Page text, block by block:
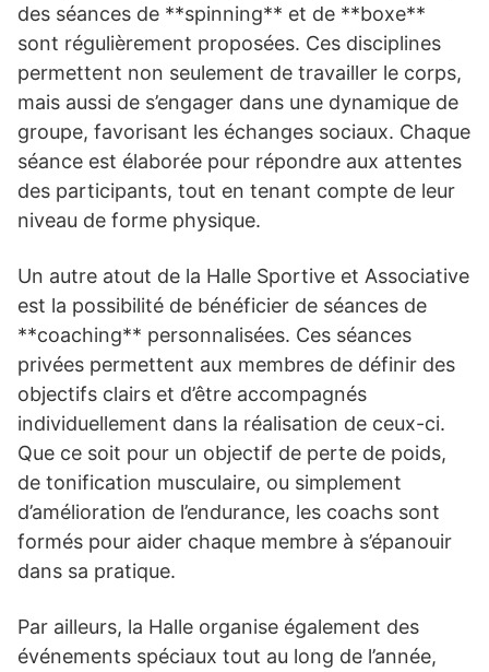
des séances de **spinning** et de **boxe**
sont régulièrement proposées. Ces disciplines
permettent non seulement de travailler le corps,
mais aussi de s’engager dans une dynamique de
groupe, favorisant les échanges sociaux. Chaque
séance est élaborée pour répondre aux attentes
des participants, tout en tenant compte de leur
niveau de forme physique.
Un autre atout de la Halle Sportive et Associative
est la possibilité de bénéficier de séances de
**coaching** personnalisées. Ces séances
privées permettent aux membres de définir des
objectifs clairs et d’être accompagnés
individuellement dans la réalisation de ceux-ci.
Que ce soit pour un objectif de perte de poids,
de tonification musculaire, ou simplement
d’amélioration de l’endurance, les coachs sont
formés pour aider chaque membre à s’épanouir
dans sa pratique.
Par ailleurs, la Halle organise également des
événements spéciaux tout au long de l’année,